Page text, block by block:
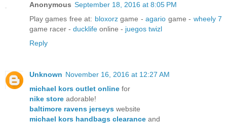
Anonymous September 18, 2016 at 8:05 PM
Play games free at: bloxorzgame -agario game - wheely 7
game racer - ducklife online - juegos twizl
Reply
Unknown November 16, 2016 at 12:27 AM
michael kors outlet online for
nike store adorable!
baltimore ravens jerseys website
michael kors handbags clearance and